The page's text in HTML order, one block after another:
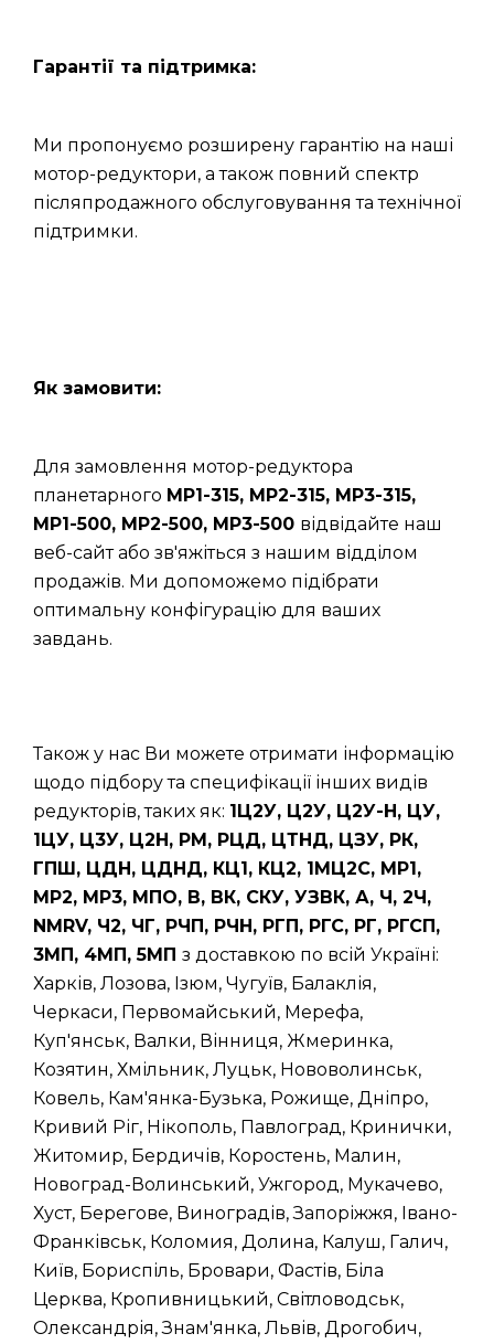
Гарантії та підтримка:
Ми пропонуємо розширену гарантію на наші
мотор-редуктори, а також повний спектр
післяпродажного обслуговування та технічної
підтримки.
Як замовити:
Для замовлення мотор-редуктора
планетарного МР1-315, МР2-315, МР3-315,
МР1-500, МР2-500, МР3-500 відвідайте наш
веб-сайт або зв'яжіться з нашим відділом
продажів. Ми допоможемо підібрати
оптимальну конфігурацію для ваших
завдань.
Також у нас Ви можете отримати інформацію
щодо підбору та специфікації інших видів
редукторів, таких як: 1Ц2У, Ц2У, Ц2У-Н, ЦУ,
1ЦУ, Ц3У, Ц2Н, РМ, РЦД, ЦТНД, ЦЗУ, РК,
ГПШ, ЦДН, ЦДНД, КЦ1, КЦ2, 1МЦ2С, МР1,
МР2, МР3, МПО, В, ВК, СКУ, УЗВК, А, Ч, 2Ч,
NMRV, Ч2, ЧГ, РЧП, РЧН, РГП, РГС, РГ, РГСП,
3МП, 4МП, 5МП з доставкою по всій Україні:
Харків, Лозова, Ізюм, Чугуїв, Балаклія,
Черкаси, Первомайський, Мерефа,
Куп'янськ, Валки, Вінниця, Жмеринка,
Козятин, Хмільник, Луцьк, Нововолинськ,
Ковель, Кам'янка-Бузька, Рожище, Дніпро,
Кривий Ріг, Нікополь, Павлоград, Кринички,
Житомир, Бердичів, Коростень, Малин,
Новоград-Волинський, Ужгород, Мукачево,
Хуст, Берегове, Виноградів, Запоріжжя, Івано-
Франківськ, Коломия, Долина, Калуш, Галич,
Київ, Бориспіль, Бровари, Фастів, Біла
Церква, Кропивницький, Світловодськ,
Олександрія, Знам'янка, Львів, Дрогобич,